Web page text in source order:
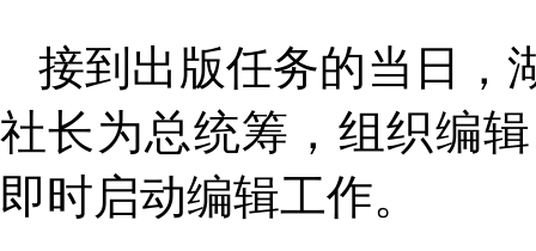
接到出版任务的当日，
社长为总统筹，组织编
即时启动编辑工作。